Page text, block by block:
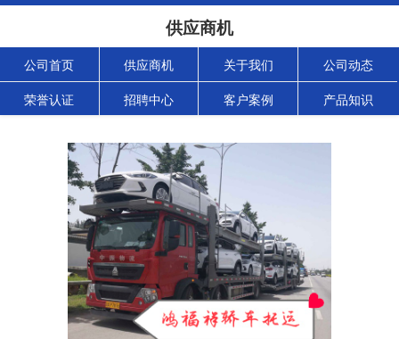
供应商机
公司首页 供应商机 关于我们 公司动态
荣誉认证 招聘中心 客户案例 产品知识